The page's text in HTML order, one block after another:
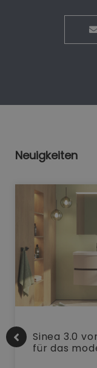
Neuigkeiten
Sinea 3.0
für das